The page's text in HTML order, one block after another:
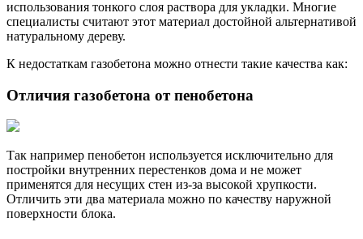
использования тонкого слоя раствора для укладки. Многие
специалисты считают этот материал достойной альтернативой
натуральному дереву.
К недостаткам газобетона можно отнести такие качества как:
Отличия газобетона от пенобетона
Так например пенобетон используется исключительно для
постройки внутренних перестенков дома и не может
применятся для несущих стен из-за высокой хрупкости.
Отличить эти два материала можно по качеству наружной
поверхности блока.